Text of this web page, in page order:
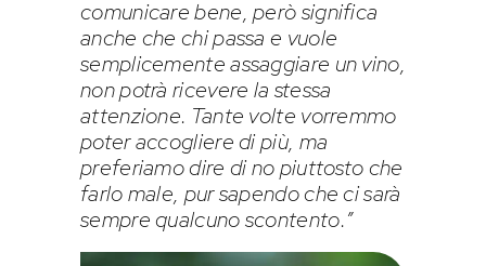
comunicare bene, però significa
anche che chi passa e vuole
semplicemente assaggiare un vino,
non potrà ricevere la stessa
attenzione. Tante volte vorremmo
poter accogliere di più, ma
preferiamo dire di no piuttosto che
farlo male, pur sapendo che ci sarà
sempre qualcuno scontento.”